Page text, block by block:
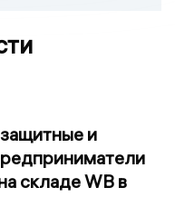
и
складе WB в